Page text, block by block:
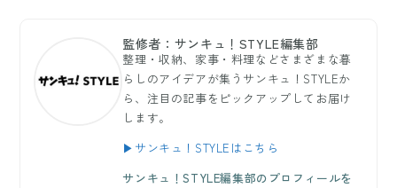
監修者：サンキュ！STYLE編集部
整理・収納、家事・料理などさまざまな暮
らしのアイデアが集うサンキュ！STYLEか
ら、注目の記事をピックアップしてお届け
します。
▶サンキュ！STYLEはこちら
サンキュ！STYLE編集部のプロフィールを